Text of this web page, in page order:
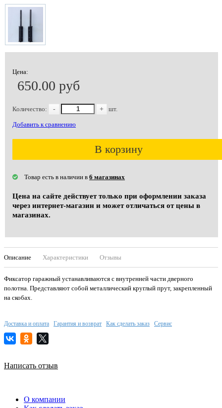
Цена:
650.00 руб
Количество: - + шт.
Добавить к сравнению
В корзину
Товар есть в наличии в 6 магазинах
Цена на сайте действует только при оформлении заказа
через интернет-магазин и может отличаться от цены в
магазинах.
Описание Характеристики Отзывы
Фиксатор гаражный устанавливаются с внутренней части дверного
полотна. Представляют собой металлический круглый прут, закрепленный
на скобах.
Доставка и оплата Гарантия и возврат Как сделать заказ Сервис
Написать отзыв
О компании